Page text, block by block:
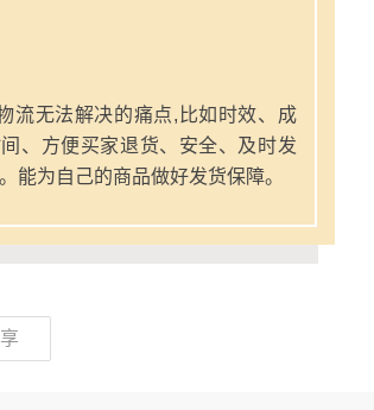
流无法解决的痛点,比如时效、成
、方便买家退货、安全、及时发
能为自己的商品做好发货保障。